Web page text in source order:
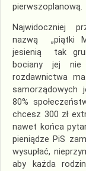
pierwszoplanową.
Najwidoczniej
nazwą „piątki
jesienią tak
bociany jej nie
rozdawnictwa
samorządowych
80%
chcesz 300 zł
nawet końca
pieniądze PiS
wysupłać,
aby każda